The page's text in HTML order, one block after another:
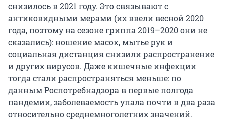
снизилось в 2021 году. Это связывают с
антиковидными мерами (их ввели весной 2020
года, поэтому на сезоне гриппа 2019–2020 они не
сказались): ношение масок, мытье рук и
социальная дистанция снизили распространение
и других вирусов. Даже кишечные инфекции
тогда стали распространяться меньше: по
данным Роспотребнадзора в первые полгода
пандемии, заболеваемость упала почти в два раза
относительно среднемноголетних значений.